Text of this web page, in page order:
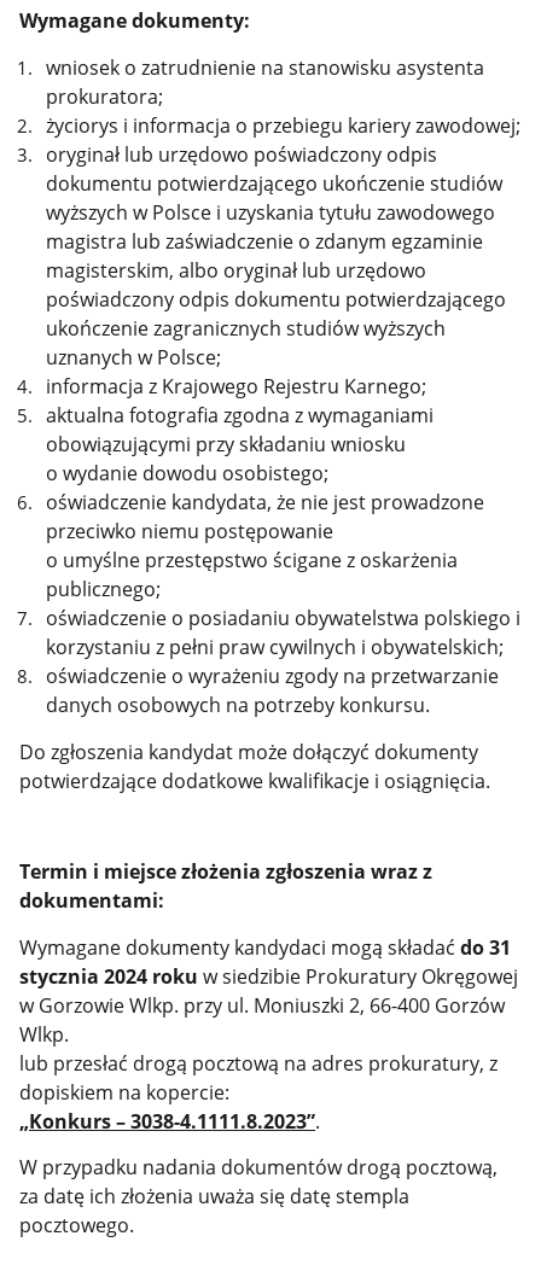
Wymagane dokumenty:
wniosek o zatrudnienie na stanowisku asystenta
prokuratora;
życiorys i informacja o przebiegu kariery zawodowej;
oryginał lub urzędowo poświadczony odpis
dokumentu potwierdzającego ukończenie studiów
wyższych w Polsce i uzyskania tytułu zawodowego
magistra lub zaświadczenie o zdanym egzaminie
magisterskim, albo oryginał lub urzędowo
poświadczony odpis dokumentu potwierdzającego
ukończenie zagranicznych studiów wyższych
uznanych w Polsce;
informacja z Krajowego Rejestru Karnego;
aktualna fotografia zgodna z wymaganiami
obowiązującymi przy składaniu wniosku
o wydanie dowodu osobistego;
oświadczenie kandydata, że nie jest prowadzone
przeciwko niemu postępowanie
o umyślne przestępstwo ścigane z oskarżenia
publicznego;
oświadczenie o posiadaniu obywatelstwa polskiego i
korzystaniu z pełni praw cywilnych i obywatelskich;
oświadczenie o wyrażeniu zgody na przetwarzanie
danych osobowych na potrzeby konkursu.
Do zgłoszenia kandydat może dołączyć dokumenty
potwierdzające dodatkowe kwalifikacje i osiągnięcia.
Termin i miejsce złożenia zgłoszenia wraz z
dokumentami:
Wymagane dokumenty kandydaci mogą składaćdo 31
stycznia 2024 roku w siedzibie Prokuratury Okręgowej
w Gorzowie Wlkp. przy ul. Moniuszki 2, 66-400 Gorzów
Wlkp.
lub przesłać drogą pocztową na adres prokuratury, z
dopiskiem na kopercie:
„Konkurs – 3038-4.1111.8.2023”.
W przypadku nadania dokumentów drogą pocztową,
za datę ich złożenia uważa się datę stempla
pocztowego.